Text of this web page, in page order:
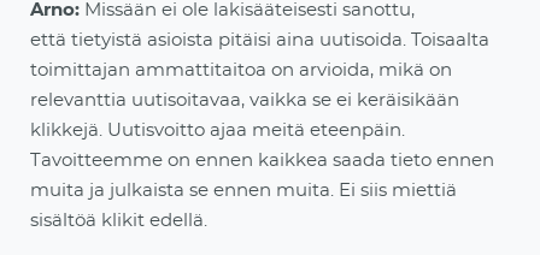
Arno: Missään ei ole lakisääteisesti sanottu,
että tietyistä asioista pitäisi aina uutisoida. Toisaalta
toimittajan ammattitaitoa on arvioida, mikä on
relevanttia uutisoitavaa, vaikka se ei keräisikään
klikkejä. Uutisvoitto ajaa meitä eteenpäin.
Tavoitteemme on ennen kaikkea saada tieto ennen
muita ja julkaista se ennen muita. Ei siis miettiä
sisältöä klikit edellä.